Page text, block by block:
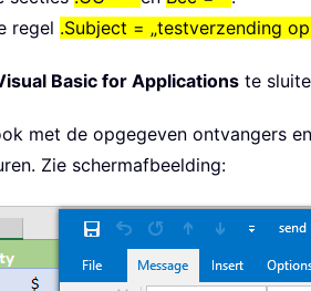
regel .Subject = „testverzending
Basic for Applications te
met de opgegeven ontvangers
Zie schermafbeelding: